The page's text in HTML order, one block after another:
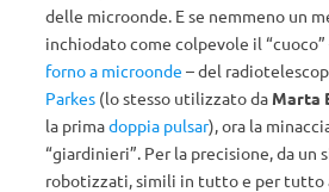
delle microonde. E se nemmeno un
inchiodato come colpevole il
forno a microonde – del
Parkes (lo stesso utilizzato da Marta
la primadoppia pulsar), ora la
“giardinieri”. Per la precisione, da un
robotizzati, simili in tutto e per tutto